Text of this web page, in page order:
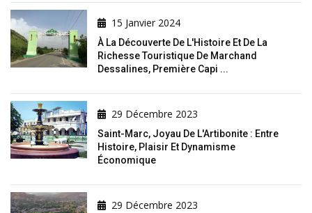
15 Janvier 2024
À La Découverte De L'Histoire Et De La
Richesse Touristique De Marchand
Dessalines, Première Capi ...
29 Décembre 2023
Saint-Marc, Joyau De L'Artibonite : Entre
Histoire, Plaisir Et Dynamisme
Économique
29 Décembre 2023